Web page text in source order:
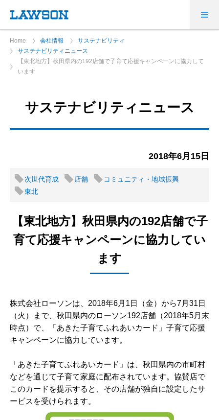
Home 会社情報
サステナビリティ
サステナビリティニュース
【東北地方】秋田県内の192店舗で子育て応援キャンペーンに協力して
います
サステナビリティニュース
2018年6月15日
次世代育成 店舗
コミュニティ・地域振興
東北
【東北地方】秋田県内の192店舗で子
育て応援キャンペーンに協力してい
ます
株式会社ローソンは、2018年6月1日（金）から7月31日
（火）まで、秋田県内のローソン192店舗（2018年5月末
時点）で、「あきた子育てふれあいカード」子育て応援
キャンペーンに協力しています。
「あきた子育てふれあいカード」は、秋田県内の市町村
などを通じて子育て家庭に配布されています。協賛店で
このカードを提示すると、その店舗が独自に設定したサ
ービスを受けられます。